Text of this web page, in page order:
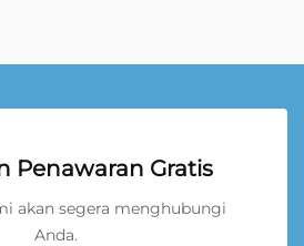
Penawaran Gratis
akan segera menghubungi
Anda.